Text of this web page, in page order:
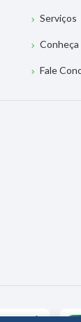
Serviços
Fale